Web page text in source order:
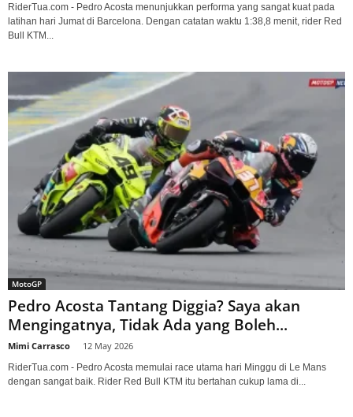
RiderTua.com - Pedro Acosta menunjukkan performa yang sangat kuat pada
latihan hari Jumat di Barcelona. Dengan catatan waktu 1:38,8 menit, rider Red
Bull KTM...
MotoGP
Pedro Acosta Tantang Diggia? Saya akan
Mengingatnya, Tidak Ada yang Boleh...
Mimi Carrasco 12 May 2026
RiderTua.com - Pedro Acosta memulai race utama hari Minggu di Le Mans
dengan sangat baik. Rider Red Bull KTM itu bertahan cukup lama di...